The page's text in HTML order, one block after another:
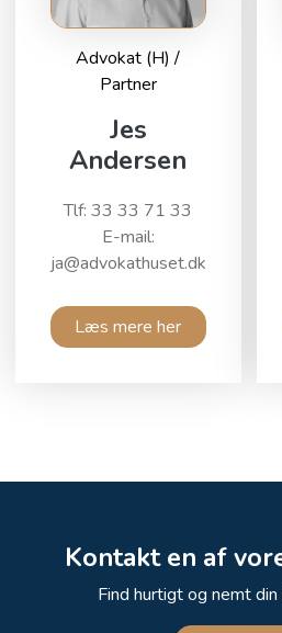
Advokat (H) /
Partner
Jes
Andersen
Tlf: 33 33 71 33
E-mail:
ja@advokathuset.dk
Læs mere her
Kontakt en af
Find hurtigt og nemt